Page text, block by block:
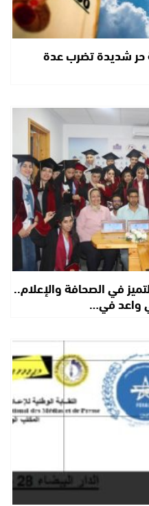
حر شديدة تضرب عدة
في الصحافة والإعلام..
واعد في…